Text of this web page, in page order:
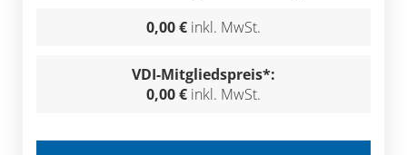
0,00 € inkl. MwSt.
VDI-Mitgliedspreis*:
0,00 € inkl. MwSt.